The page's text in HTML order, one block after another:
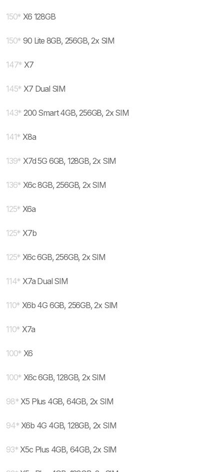
150* X6 128GB
150* 90 Lite 8GB, 256GB, 2x SIM
147* X7
145* X7 Dual SIM
143* 200 Smart 4GB, 256GB, 2x SIM
141* X8a
139* X7d 5G 6GB, 128GB, 2x SIM
136* X6c 8GB, 256GB, 2x SIM
125* X6a
125* X7b
125* X6c 6GB, 256GB, 2x SIM
114* X7a Dual SIM
110* X6b 4G 6GB, 256GB, 2x SIM
110* X7a
100* X6
100* X6c 6GB, 128GB, 2x SIM
98* X5 Plus 4GB, 64GB, 2x SIM
94* X6b 4G 4GB, 128GB, 2x SIM
93* X5c Plus 4GB, 64GB, 2x SIM